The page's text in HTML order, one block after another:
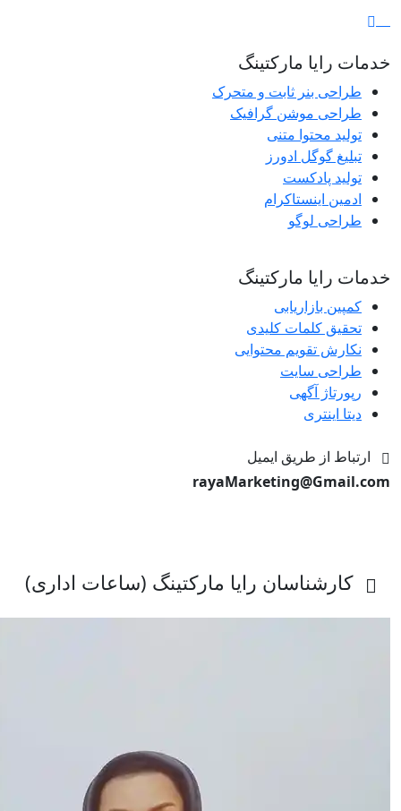
خدمات رایا مارکتینگ
طراحی بنر ثابت و متحرک
طراحی موشن گرافیک
تولید محتوا متنی
تبلیغ گوگل ادورز
تولید پادکست
ادمین اینستاکرام
طراحی لوگو
خدمات رایا مارکتینگ
کمپین بازاریابی
تحقیق کلمات کلیدی
نکارش تقویم محتوایی
طراحی سایت
رپورتاژ آگهی
دیتا اینتری
ارتباط از طریق ایمیل
rayaMarketing@Gmail.com
کارشناسان رایا مارکتینگ (ساعات اداری)